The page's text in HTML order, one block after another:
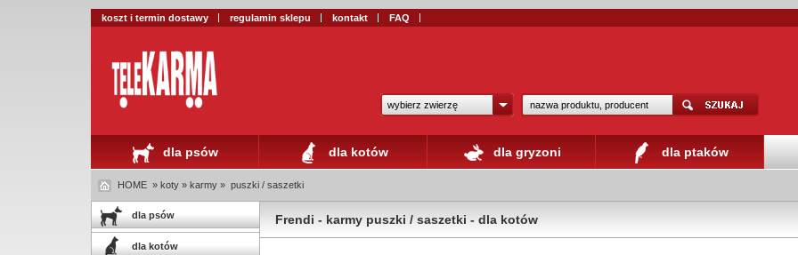
koszt i termin dostawy regulamin sklepu kontakt FAQ
wybierz zwierzę
dla psów dla kotów dla gryzoni dla ptaków
HOME » koty » karmy » puszki / saszetki
dla psów
dla kotów
Frendi - karmy puszki / saszetki - dla kotów